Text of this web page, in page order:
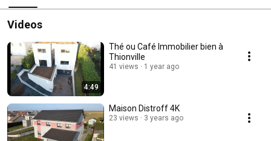
Videos
4:49
Thé ou Café Immobilier bien à
Thionville
41 views 1 year ago
Maison Distroff 4K
23 views 3 years ago